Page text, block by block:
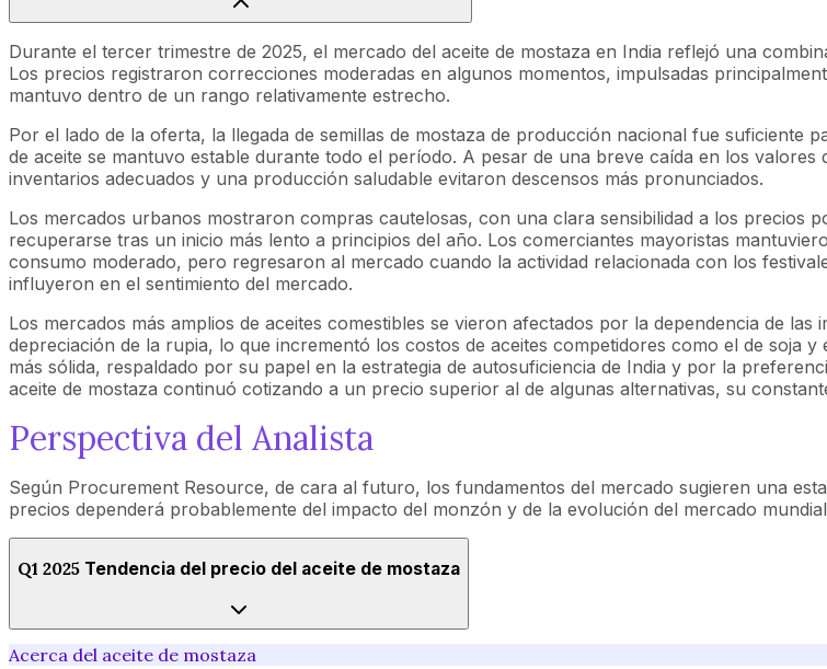
Durante el tercer trimestre de 2025, el mercado del aceite de mostaza en India reflejó una
Los precios registraron correcciones moderadas en algunos momentos, impulsadas
mantuvo dentro de un rango relativamente estrecho.
Por el lado de la oferta, la llegada de semillas de mostaza de producción nacional fue suficiente
de aceite se mantuvo estable durante todo el período. A pesar de una breve caída en los
inventarios adecuados y una producción saludable evitaron descensos más pronunciados.
Los mercados urbanos mostraron compras cautelosas, con una clara sensibilidad a los precios
recuperarse tras un inicio más lento a principios del año. Los comerciantes mayoristas
consumo moderado, pero regresaron al mercado cuando la actividad relacionada con los
influyeron en el sentimiento del mercado.
Los mercados más amplios de aceites comestibles se vieron afectados por la dependencia de
depreciación de la rupia, lo que incrementó los costos de aceites competidores como el de soja
más sólida, respaldado por su papel en la estrategia de autosuficiencia de India y por la
aceite de mostaza continuó cotizando a un precio superior al de algunas alternativas, su
Perspectiva del Analista
Según Procurement Resource, de cara al futuro, los fundamentos del mercado sugieren una
precios dependerá probablemente del impacto del monzón y de la evolución del mercado
Q1 2025 Tendencia del precio del aceite de mostaza
Acerca del aceite de mostaza